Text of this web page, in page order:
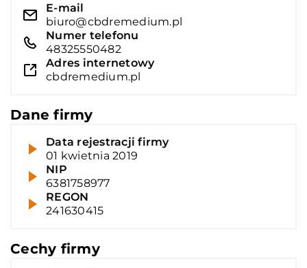
E-mail
biuro@cbdremedium.pl
Numer telefonu
48325550482
Adres internetowy
cbdremedium.pl
Dane firmy
Data rejestracji firmy
01 kwietnia 2019
NIP
6381758977
REGON
241630415
Cechy firmy